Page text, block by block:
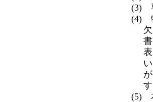
(3)
(4)
(5)